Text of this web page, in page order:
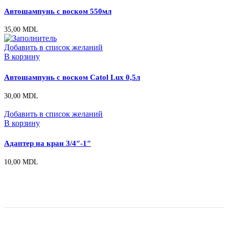
Автошампунь с воском 550мл
35,00 MDL
Добавить в список желаний
В корзину
Автошампунь с воском Catol Lux 0,5л
30,00 MDL
Добавить в список желаний
В корзину
Адаптер на кран 3/4″-1″
10,00 MDL